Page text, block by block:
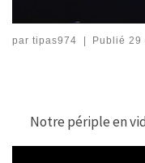
par tipas974 | Publié29
Notre périple en